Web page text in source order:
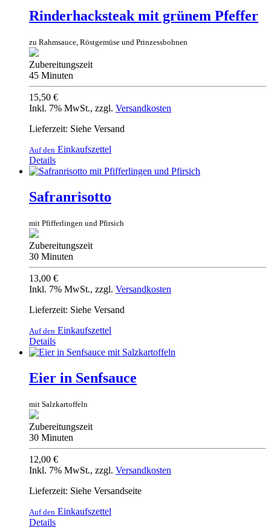
Rinderhacksteak mit grünem Pfeffer
zu Rahmsauce, Röstgemüse und Prinzessbohnen
Zubereitungszeit
45 Minuten
15,50 €
Inkl. 7% MwSt., zzgl. Versandkosten
Lieferzeit: Siehe Versand
Auf den Einkaufszettel
Details
Safranrisotto
mit Pfifferlingen und Pfirsich
Zubereitungszeit
30 Minuten
13,00 €
Inkl. 7% MwSt., zzgl. Versandkosten
Lieferzeit: Siehe Versand
Auf den Einkaufszettel
Details
Eier in Senfsauce
mit Salzkartoffeln
Zubereitungszeit
30 Minuten
12,00 €
Inkl. 7% MwSt., zzgl. Versandkosten
Lieferzeit: Siehe Versandseite
Auf den Einkaufszettel
Details